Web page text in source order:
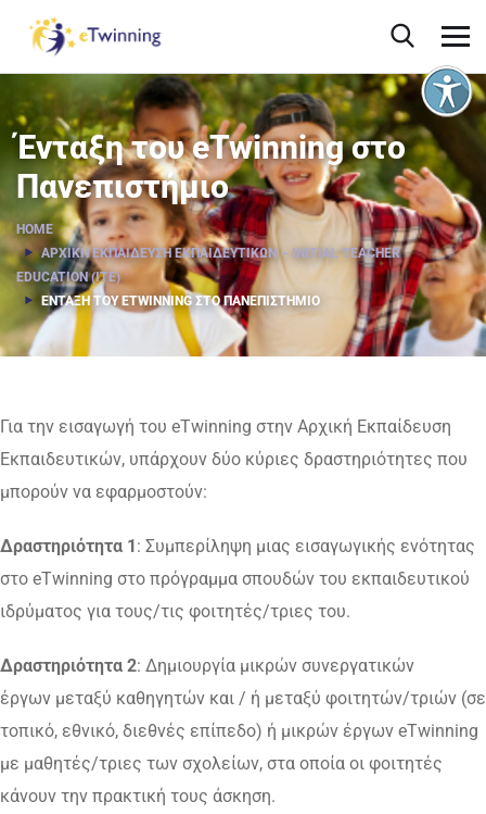
Ένταξη του eTwinning στο
Πανεπιστήμιο
HOME
ΑΡΧΙΚΉ ΕΚΠΑΊΔΕΥΣΗ ΕΚΠΑΙΔΕΥΤΙΚΏΝ – INITIAL TEACHER
EDUCATION (ITE)
ΈΝΤΑΞΗ ΤΟΥ ETWINNING ΣΤΟ ΠΑΝΕΠΙΣΤΉΜΙΟ
Για την εισαγωγή του eTwinning στην Αρχική Εκπαίδευση
Εκπαιδευτικών, υπάρχουν δύο κύριες δραστηριότητες που
μπορούν να εφαρμοστούν:
Δραστηριότητα 1: Συμπερίληψη μιας εισαγωγικής ενότητας
στο eTwinning στο πρόγραμμα σπουδών του εκπαιδευτικού
ιδρύματος για τους/τις φοιτητές/τριες του.
Δραστηριότητα 2: Δημιουργία μικρών συνεργατικών
έργων μεταξύ καθηγητών και / ή μεταξύ φοιτητών/τριών (σε
τοπικό, εθνικό, διεθνές επίπεδο) ή μικρών έργων eTwinning
με μαθητές/τριες των σχολείων, στα οποία οι φοιτητές
κάνουν την πρακτική τους άσκηση.